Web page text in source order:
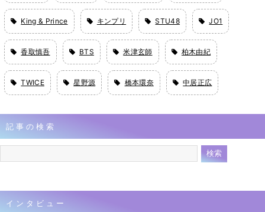
King & Prince キンプリ STU48 JO1
香取慎吾 BTS 米津玄師 柏木由紀
TWICE 星野源 橋本環奈 中居正広
記事の検索
インタビュー